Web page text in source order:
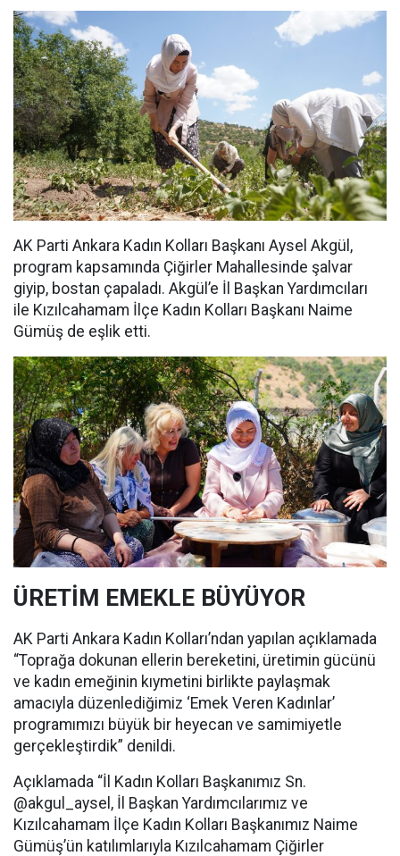
AK Parti Ankara Kadın Kolları Başkanı Aysel Akgül,
program kapsamında Çiğirler Mahallesinde şalvar
giyip, bostan çapaladı. Akgül’e İl Başkan Yardımcıları
ile Kızılcahamam İlçe Kadın Kolları Başkanı Naime
Gümüş de eşlik etti.
ÜRETİM EMEKLE BÜYÜYOR
AK Parti Ankara Kadın Kolları’ndan yapılan açıklamada
“Toprağa dokunan ellerin bereketini, üretimin gücünü
ve kadın emeğinin kıymetini birlikte paylaşmak
amacıyla düzenlediğimiz ‘Emek Veren Kadınlar’
programımızı büyük bir heyecan ve samimiyetle
gerçekleştirdik” denildi.
Açıklamada “İl Kadın Kolları Başkanımız Sn.
@akgul_aysel, İl Başkan Yardımcılarımız ve
Kızılcahamam İlçe Kadın Kolları Başkanımız Naime
Gümüş’ün katılımlarıyla Kızılcahamam Çiğirler